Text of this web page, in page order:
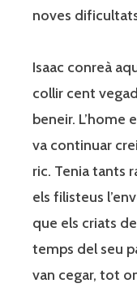
noves
Isaac conreà
collir cent
beneir. L’home
va continuar
ric. Tenia tants
els filisteus
que els criats
temps del seu
van cegar, tot